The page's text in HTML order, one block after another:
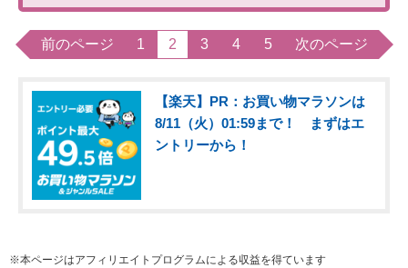
前のページ 1 2 3 4 5 次のページ
【楽天】PR：お買い物マラソンは
8/11（火）01:59まで！ まずはエ
ントリーから！
※本ページはアフィリエイトプログラムによる収益を得ています